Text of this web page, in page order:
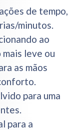
de tempo,
minutos.
ao
leve ou
as mãos
para uma
para a